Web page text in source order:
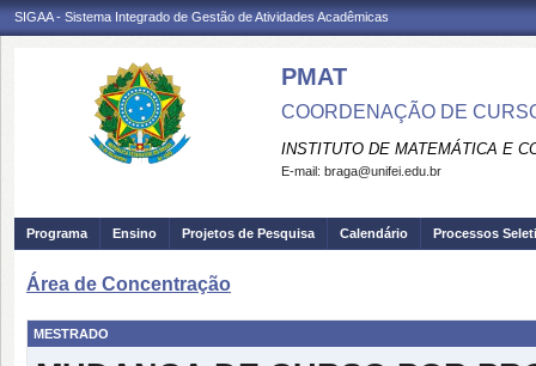
SIGAA - Sistema Integrado de Gestão de Atividades Acadêmicas
PMAT
COORDENAÇÃO DE
INSTITUTO DE MATEMÁTICA E
E-mail: braga@unifei.edu.br
Programa Ensino Projetos de Pesquisa Calendário Processos
Área de Concentração
MESTRADO